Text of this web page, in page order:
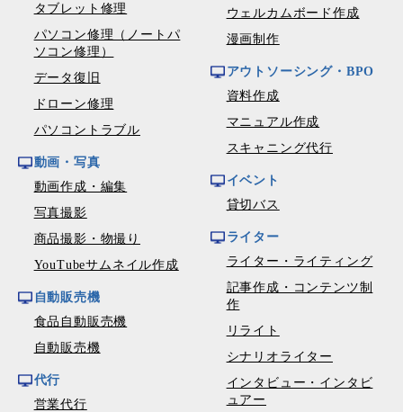
タブレット修理
パソコン修理（ノートパ
ソコン修理）
データ復旧
ドローン修理
パソコントラブル
動画・写真
動画作成・編集
写真撮影
商品撮影・物撮り
YouTubeサムネイル作成
自動販売機
食品自動販売機
自動販売機
代行
営業代行
ウェルカムボード作成
漫画制作
アウトソーシング・BPO
資料作成
マニュアル作成
スキャニング代行
イベント
貸切バス
ライター
ライター・ライティング
記事作成・コンテンツ制
作
リライト
シナリオライター
インタビュー・インタビ
ュアー